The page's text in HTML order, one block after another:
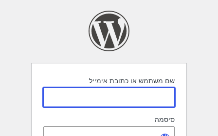
שם משתמש או כתובת אימייל
סיסמה